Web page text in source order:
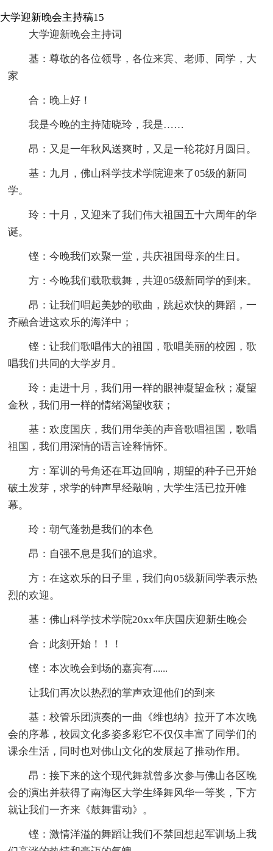
大学迎新晚会主持稿15
大学迎新晚会主持词
基：尊敬的各位领导，各位来宾、老师、同学，大
家
合：晚上好！
我是今晚的主持陆晓玲，我是……
昂：又是一年秋风送爽时，又是一轮花好月圆日。
基：九月，佛山科学技术学院迎来了05级的新同
学。
玲：十月，又迎来了我们伟大祖国五十六周年的华
诞。
铿：今晚我们欢聚一堂，共庆祖国母亲的生日。
方：今晚我们载歌载舞，共迎05级新同学的到来。
昂：让我们唱起美妙的歌曲，跳起欢快的舞蹈，一
齐融合进这欢乐的海洋中；
铿：让我们歌唱伟大的祖国，歌唱美丽的校园，歌
唱我们共同的大学岁月。
玲：走进十月，我们用一样的眼神凝望金秋；凝望
金秋，我们用一样的情绪渴望收获；
基：欢度国庆，我们用华美的声音歌唱祖国，歌唱
祖国，我们用深情的语言诠释情怀。
方：军训的号角还在耳边回响，期望的种子已开始
破土发芽，求学的钟声早经敲响，大学生活已拉开帷
幕。
玲：朝气蓬勃是我们的本色
昂：自强不息是我们的追求。
方：在这欢乐的日子里，我们向05级新同学表示热
烈的欢迎。
基：佛山科学技术学院20xx年庆国庆迎新生晚会
合：此刻开始！！！
铿：本次晚会到场的嘉宾有......
让我们再次以热烈的掌声欢迎他们的到来
基：校管乐团演奏的一曲《维也纳》拉开了本次晚
会的序幕，校园文化多姿多彩它不仅仅丰富了同学们的
课余生活，同时也对佛山文化的发展起了推动作用。
昂：接下来的这个现代舞就曾多次参与佛山各区晚
会的演出并获得了南海区大学生绎舞风华一等奖，下方
就让我们一齐来《鼓舞雷动》。
铿：激情洋溢的舞蹈让我们不禁回想起军训场上我